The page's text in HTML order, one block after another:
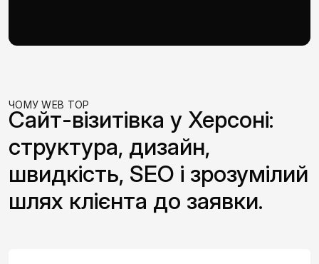
ЧОМУ WEB TOP
Сайт-візитівка у Херсоні:
структура, дизайн,
швидкість, SEO і зрозумілий
шлях клієнта до заявки.